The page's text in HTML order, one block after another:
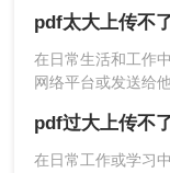
2、打开软件，
行压缩就成为了一
缩变小呢？本文将
PDF文件压缩变小
pdf太大上传不
在日常生活和工作
网络平台或发送给
将介绍两种解决
对这一问题。
在日常工作或学习